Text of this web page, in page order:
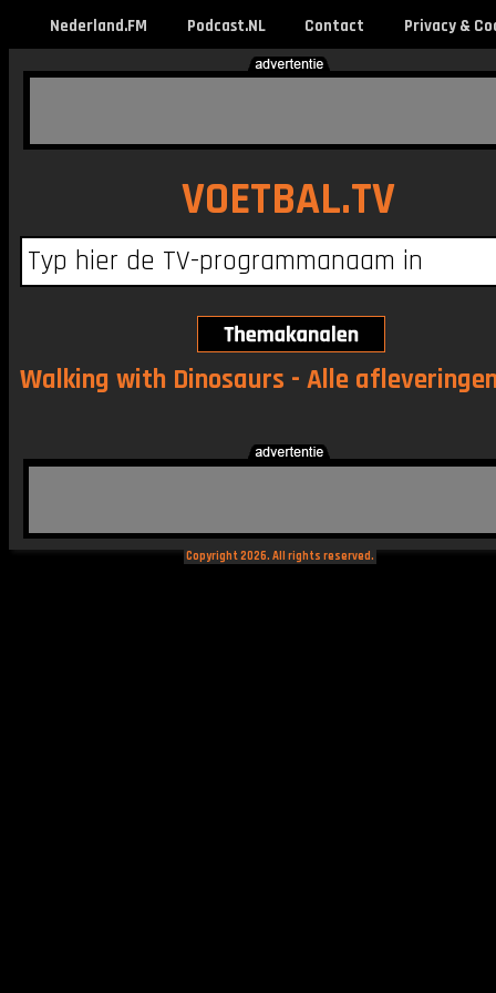
Nederland.FM Podcast.NL Contact Privacy &
VOETBAL.TV
Walking with Dinosaurs - Alle
Copyright 2026. All rights reserved.